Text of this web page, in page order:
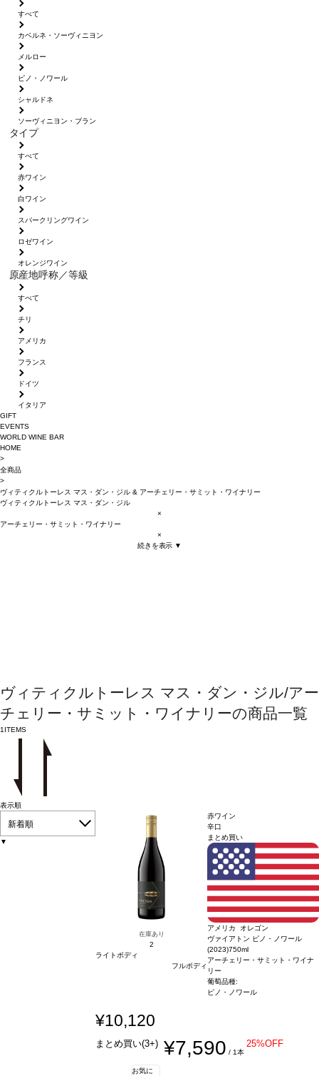
すべて
カベルネ・ソーヴィニヨン
メルロー
ピノ・ノワール
シャルドネ
ソーヴィニヨン・ブラン
タイプ
すべて
赤ワイン
白ワイン
スパークリングワイン
ロゼワイン
オレンジワイン
原産地呼称／等級
すべて
チリ
アメリカ
フランス
ドイツ
イタリア
GIFT
EVENTS
WORLD WINE BAR
HOME
>
全商品
>
ヴィティクルトーレス マス・ダン・ジル& アーチェリー・サミット・ワイナリー
ヴィティクルトーレス マス・ダン・ジル
×
アーチェリー・サミット・ワイナリー
×
続きを表示 ▼
ヴィティクルトーレス マス・ダン・ジル/アー
チェリー・サミット・ワイナリーの商品一覧
1 ITEMS
表示順
新着順
▼
在庫あり
2
ライトボディ
フルボディ
赤ワイン
辛口
まとめ買い
アメリカ オレゴン
ヴァイアトン ピノ・ノワール
(2023)750ml
アーチェリー・サミット・ワイナ
リー
葡萄品種:
ピノ・ノワール
¥10,120
まとめ買い(3+) ¥7,590 / 1本
25%OFF
お気に